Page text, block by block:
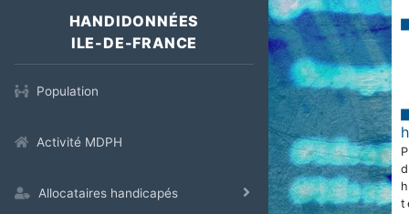
HANDIDONNÉES
ILE-DE-FRANCE
Population
Activité MDPH
Allocataires handicapés